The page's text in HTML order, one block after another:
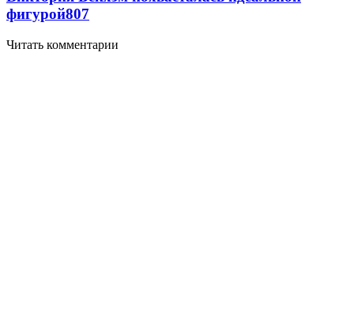
фигурой807
Читать комментарии